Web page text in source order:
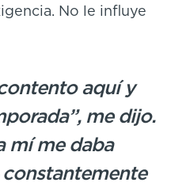
No le influye
aquí y
me dijo.
mí me daba